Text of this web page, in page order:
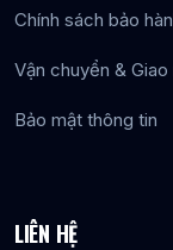
Chính sách bảo
Vận chuyển & Giao
Bảo mật thông tin
LIÊN HỆ